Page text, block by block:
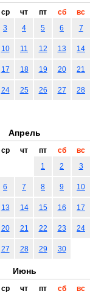
ср чт пт сб
вс
3 4 5 6 7
10 11 12 13 14
17 18 19 20 21
24 25 26 27 28
Апрель
ср чт пт сб
вс
1
2 3
6 7 8 9 10
13 14 15 16 17
20 21 22 23 24
27 28 29 30
Июнь
ср чт пт сб
вс